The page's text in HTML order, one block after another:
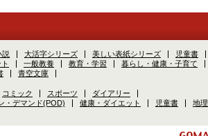
説 大活字シリーズ 美しい表紙シリーズ 児童書
一般教養 教育・学習 暮らし・健康・子育て
青空文庫
コミック スポーツ
ダイアリー
・デマンド(POD) 健康・ダイエット 児童書
地理